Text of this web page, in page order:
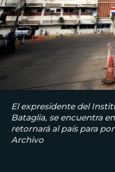
El expresidente del
Bataglia, se encuentra
retornará al país para
Archivo